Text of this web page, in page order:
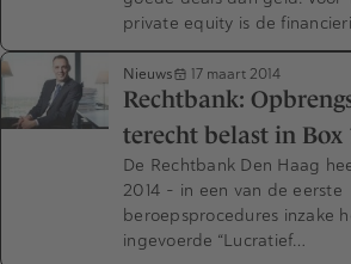
private equity is de
Nieuws 17 maart 2014
Rechtbank:
terecht belast in Box
De Rechtbank Den Haag
2014 - in een van de eerste
beroepsprocedures inzake
ingevoerde “Lucratief…